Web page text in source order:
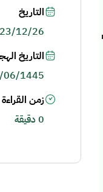
التاريخ
12/26
التاريخ
06/1445
زمن القراءة
0 دقيقة